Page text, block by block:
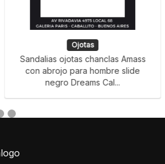
Ojotas
Sandalias ojotas chanclas Amass
con abrojo para hombre slide
negro Dreams Cal...